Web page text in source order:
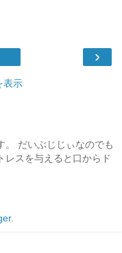
›
表示
。 だいぶじじぃなのでも
レスを与えると口からド
.